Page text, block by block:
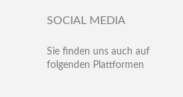
SOCIAL MEDIA
Sie finden uns auch auf
folgenden Plattformen